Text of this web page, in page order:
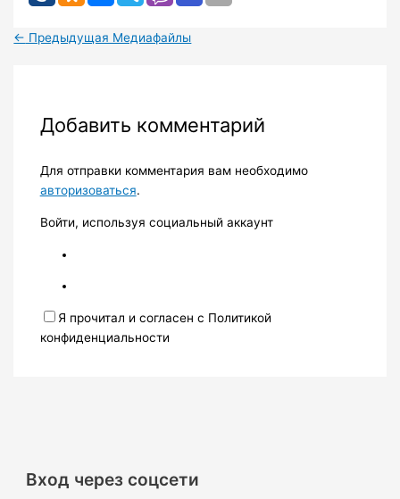
← Предыдущая Медиафайлы
Добавить комментарий
Для отправки комментария вам необходимо
авторизоваться.
Войти, используя социальный аккаунт
Я прочитал и согласен с Политикой
конфиденциальности
Вход через соцсети